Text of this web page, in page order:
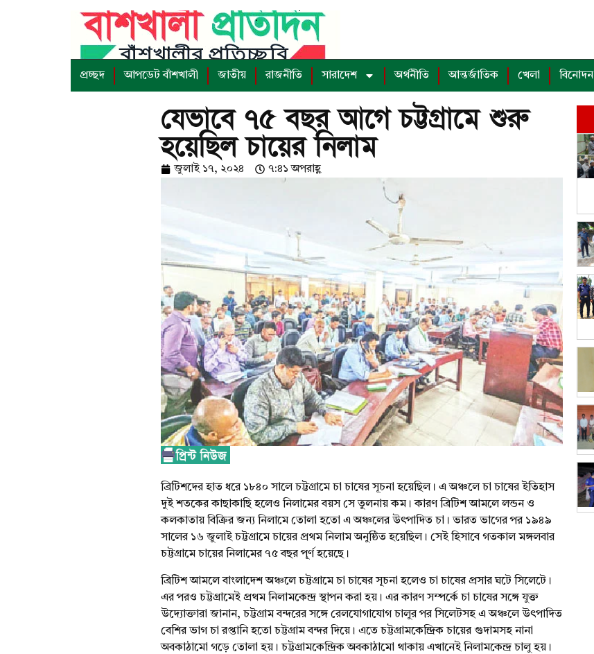
প্রচ্ছদ আপডেট বাঁশখালী জাতীয় রাজনীতি সারাদেশ অর্থনীতি আন্তর্জাতিক খেলা বিনোদন
যেভাবে ৭৫ বছর আগে চট্টগ্রামে শুরু
হয়েছিল চায়ের নিলাম
জুলাই ১৭, ২০২৪ ৭:৪১ অপরাহ্ণ
ব্রিটিশদের হাত ধরে ১৮৪০ সালে চট্টগ্রামে চা চাষের সূচনা হয়েছিল। এ অঞ্চলে চা চাষের ইতিহাস
দুই শতকের কাছাকাছি হলেও নিলামের বয়স সে তুলনায় কম। কারণ ব্রিটিশ আমলে লন্ডন ও
কলকাতায় বিক্রির জন্য নিলামে তোলা হতো এ অঞ্চলের উৎপাদিত চা। ভারত ভাগের পর ১৯৪৯
সালের ১৬ জুলাই চট্টগ্রামে চায়ের প্রথম নিলাম অনুষ্ঠিত হয়েছিল। সেই হিসাবে গতকাল মঙ্গলবার
চট্টগ্রামে চায়ের নিলামের ৭৫ বছর পূর্ণ হয়েছে।
ব্রিটিশ আমলে বাংলাদেশ অঞ্চলে চট্টগ্রামে চা চাষের সূচনা হলেও চা চাষের প্রসার ঘটে সিলেটে।
এর পরও চট্টগ্রামেই প্রথম নিলামকেন্দ্র স্থাপন করা হয়। এর কারণ সম্পর্কে চা চাষের সঙ্গে যুক্ত
উদ্যোক্তারা জানান, চট্টগ্রাম বন্দরের সঙ্গে রেলযোগাযোগ চালুর পর সিলেটসহ এ অঞ্চলে উৎপাদিত
বেশির ভাগ চা রপ্তানি হতো চট্টগ্রাম বন্দর দিয়ে। এতে চট্টগ্রামকেন্দ্রিক চায়ের গুদামসহ নানা
অবকাঠামো গড়ে তোলা হয়। চট্টগ্রামকেন্দ্রিক অবকাঠামো থাকায় এখানেই নিলামকেন্দ্র চালু হয়।